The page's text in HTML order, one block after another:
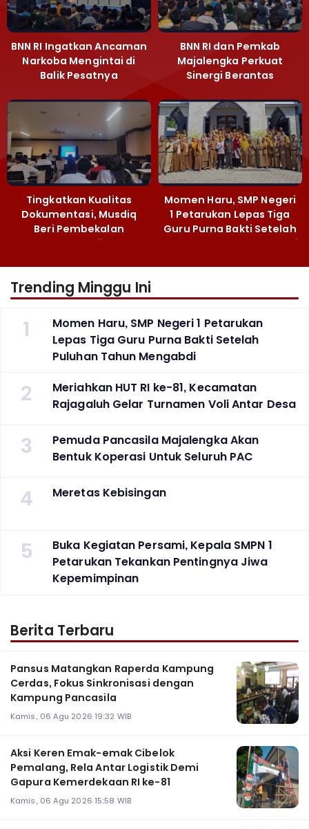
BNN RI Ingatkan Ancaman
Narkoba Mengintai di
Balik Pesatnya
Majalengka
BNN RI dan Pemkab
Majalengka Perkuat
Sinergi Berantas
Narkoba
Tingkatkan Kualitas
Dokumentasi, Musdiq
Beri Pembekalan
Fotografi ‎
Momen Haru, SMP Negeri
1 Petarukan Lepas Tiga
Guru Purna Bakti Setelah
Puluhan Tahun Mengabdi
Trending Minggu Ini
1
Momen Haru, SMP Negeri 1 Petarukan
Lepas Tiga Guru Purna Bakti Setelah
Puluhan Tahun Mengabdi
2
Meriahkan HUT RI ke-81, Kecamatan
Rajagaluh Gelar Turnamen Voli Antar Desa
3
Pemuda Pancasila Majalengka Akan
Bentuk Koperasi Untuk Seluruh PAC
4 Meretas Kebisingan
5
Buka Kegiatan Persami, Kepala SMPN 1
Petarukan Tekankan Pentingnya Jiwa
Kepemimpinan
Berita Terbaru
Pansus Matangkan Raperda Kampung
Cerdas, Fokus Sinkronisasi dengan
Kampung Pancasila
Kamis, 06 Agu 2026 19:32 WIB
Aksi Keren Emak-emak Cibelok
Pemalang, Rela Antar Logistik Demi
Gapura Kemerdekaan RI ke-81
Kamis, 06 Agu 2026 15:58 WIB